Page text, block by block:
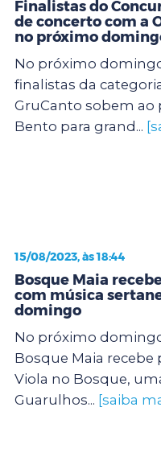
Finalistas do
de concerto com a
no próximo
No próximo
finalistas da
GruCanto sobem ao
Bento para grand...
15/08/2023, às 18:44
Bosque Maia
com música
domingo
No próximo
Bosque Maia
Viola no Bosque,
Guarulhos... [saiba